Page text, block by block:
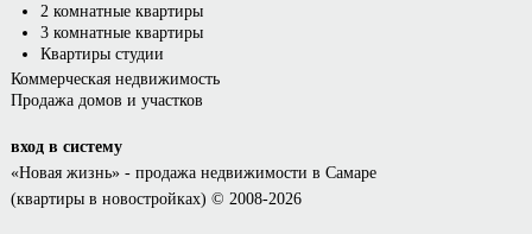
2 комнатные квартиры
3 комнатные квартиры
Квартиры студии
Коммерческая недвижимость
Продажа домов и участков
вход в систему
«Новая жизнь»- продажа недвижимости в Самаре
(квартиры в новостройках) © 2008-2026